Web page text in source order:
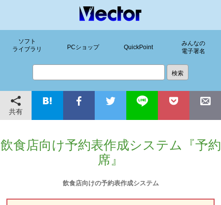
ソフト
ライブラリ
PCショップ QuickPoint
みんなの
電子署名
共有
飲食店向け予約表作成システム『予約
席』
飲食店向けの予約表作成システム